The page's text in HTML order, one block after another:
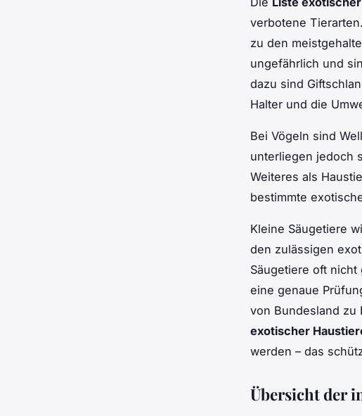
verbotene
zu den
ungefährlich und
dazu sind
Halter und die
Bei Vögeln sind
unterliegen jedoch
Weiteres als
bestimmte
Kleine Säugetiere
den zulässigen
Säugetiere oft
eine genaue
von Bundesland zu
exotischer
werden – das
Übersicht der